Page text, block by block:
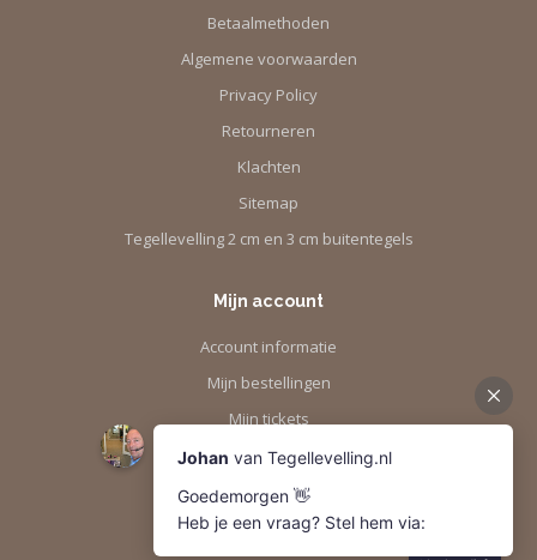
Betaalmethoden
Algemene voorwaarden
Privacy Policy
Retourneren
Klachten
Sitemap
Tegellevelling 2 cm en 3 cm buitentegels
Mijn account
Account informatie
Mijn bestellingen
Mijn tickets
Mijn verlanglijst
Vergelijk
Alle producten